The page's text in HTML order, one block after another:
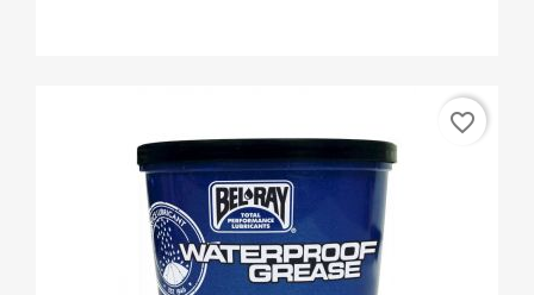
favorite_border